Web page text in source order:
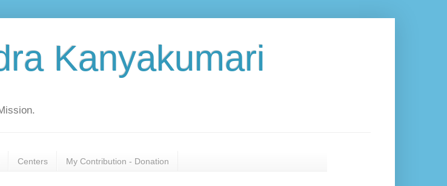
Kanyakumari
Centers My Contribution - Donation